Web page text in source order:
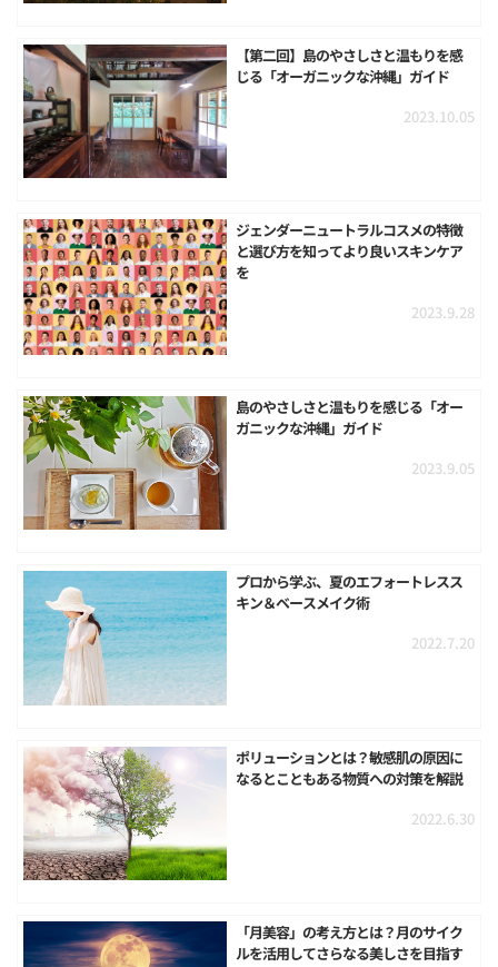
【第二回】島のやさしさと温もりを感
じる「オーガニックな沖縄」ガイド
2023.10.05
ジェンダーニュートラルコスメの特徴
と選び方を知ってより良いスキンケア
を
2023.9.28
島のやさしさと温もりを感じる「オー
ガニックな沖縄」ガイド
2023.9.05
プロから学ぶ、夏のエフォートレスス
キン＆ベースメイク術
2022.7.20
ポリューションとは？敏感肌の原因に
なるとこともある物質への対策を解説
2022.6.30
「月美容」の考え方とは？月のサイク
ルを活用してさらなる美しさを目指す